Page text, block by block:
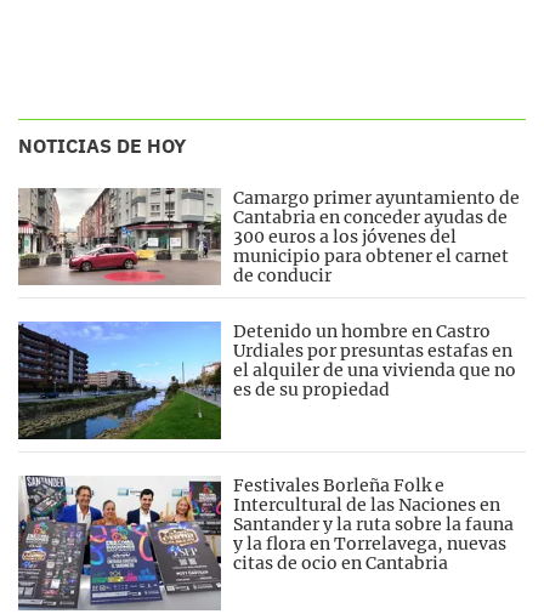
NOTICIAS DE HOY
Camargo primer ayuntamiento de
Cantabria en conceder ayudas de
300 euros a los jóvenes del
municipio para obtener el carnet
de conducir
Detenido un hombre en Castro
Urdiales por presuntas estafas en
el alquiler de una vivienda que no
es de su propiedad
Festivales Borleña Folk e
Intercultural de las Naciones en
Santander y la ruta sobre la fauna
y la flora en Torrelavega, nuevas
citas de ocio en Cantabria